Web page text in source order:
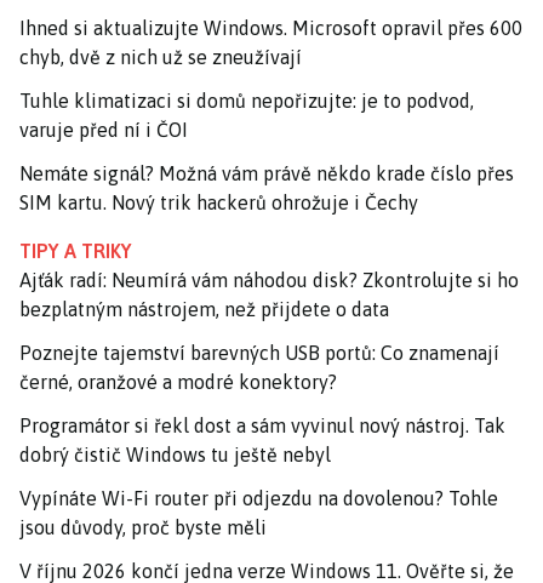
Ihned si aktualizujte Windows. Microsoft opravil přes 600
chyb, dvě z nich už se zneužívají
Tuhle klimatizaci si domů nepořizujte: je to podvod,
varuje před ní i ČOI
Nemáte signál? Možná vám právě někdo krade číslo přes
SIM kartu. Nový trik hackerů ohrožuje i Čechy
TIPY A TRIKY
Ajťák radí: Neumírá vám náhodou disk? Zkontrolujte si ho
bezplatným nástrojem, než přijdete o data
Poznejte tajemství barevných USB portů: Co znamenají
černé, oranžové a modré konektory?
Programátor si řekl dost a sám vyvinul nový nástroj. Tak
dobrý čistič Windows tu ještě nebyl
Vypínáte Wi-Fi router při odjezdu na dovolenou? Tohle
jsou důvody, proč byste měli
V říjnu 2026 končí jedna verze Windows 11. Ověřte si, že